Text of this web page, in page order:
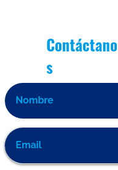
Contáctano
s